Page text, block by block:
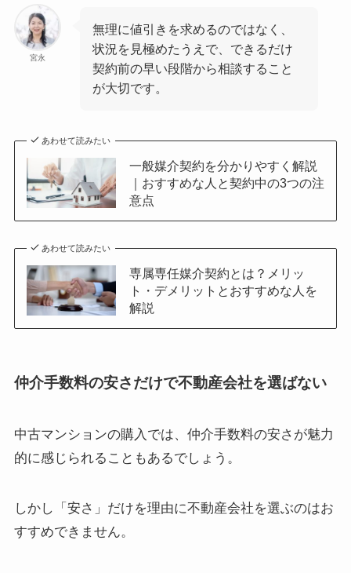
宮永
無理に値引きを求めるのではなく、
状況を見極めたうえで、できるだけ
契約前の早い段階から相談すること
が大切です。
あわせて読みたい
一般媒介契約を分かりやすく解説
｜おすすめな人と契約中の3つの注
意点
あわせて読みたい
専属専任媒介契約とは？メリッ
ト・デメリットとおすすめな人を
解説
仲介手数料の安さだけで不動産会社を選ばない
中古マンションの購入では、仲介手数料の安さが魅力
的に感じられることもあるでしょう。
しかし「安さ」だけを理由に不動産会社を選ぶのはお
すすめできません。